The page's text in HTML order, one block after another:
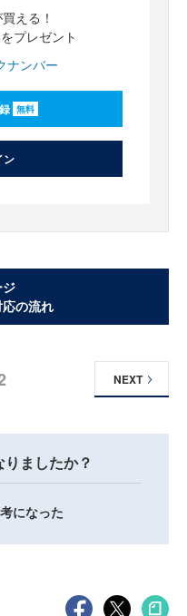
える！
プレゼント
ナンバー
無料
ン
の流れ
NEXT
ましたか？
になった